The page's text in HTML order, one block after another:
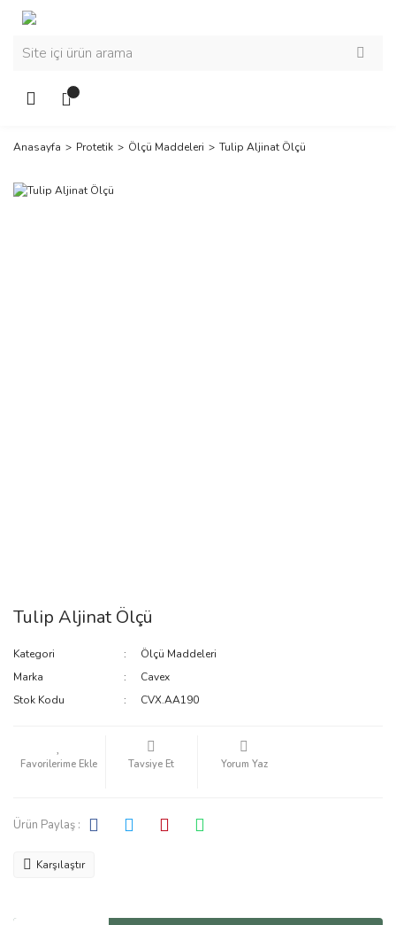
Anasayfa Protetik Ölçü Maddeleri Tulip Aljinat Ölçü
Tulip Aljinat Ölçü
Kategori
Ölçü Maddeleri
Marka
Cavex
Stok Kodu
CVX.AA190
Tavsiye Et Yorum Yaz
Ürün Paylaş :
Karşılaştır